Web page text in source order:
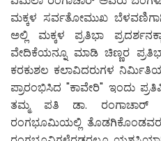
ಮಕ್ಕಳ ಸರ್ವತೋಮುಖ ಬೆಳವಣಿಗಾಗಿ
ಅಲ್ಲಿ ಮಕ್ಕಳ ಪ್ರತಿಭಾ
ವೇದಿಕೆಯನ್ನೂ ಮಾಡಿ ಚಿಣ್ಣರ
ಕರಕುಶಲ ಕಲಾವಿದರುಗಳ
ಪ್ರಾರಂಭಿಸಿದ "ಕಾವೇರಿ" ಇಂದು
ತಮ್ಮ ಪತಿ ಡಾ. ರಂಗಾಚಾರ್
ರಂಗಭೂಮಿಯಲ್ಲಿ